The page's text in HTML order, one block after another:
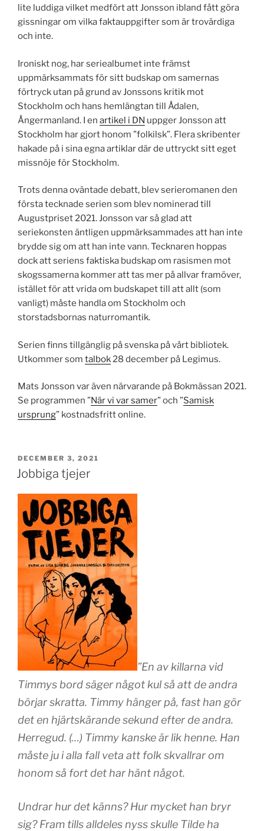
lite luddiga vilket medfört att Jonsson ibland fått göra
gissningar om vilka faktauppgifter som är trovärdiga
och inte.
Ironiskt nog, har seriealbumet inte främst
uppmärksammats för sitt budskap om samernas
förtryck utan på grund av Jonssons kritik mot
Stockholm och hans hemlängtan till Ådalen,
Ångermanland. I en artikel i DN uppger Jonsson att
Stockholm har gjort honom ”folkilsk”. Flera skribenter
hakade på i sina egna artiklar där de uttryckt sitt eget
missnöje för Stockholm.
Trots denna oväntade debatt, blev serieromanen den
första tecknade serien som blev nominerad till
Augustpriset 2021. Jonsson var så glad att
seriekonsten äntligen uppmärksammades att han inte
brydde sig om att han inte vann. Tecknaren hoppas
dock att seriens faktiska budskap om rasismen mot
skogssamerna kommer att tas mer på allvar framöver,
istället för att vrida om budskapet till att allt (som
vanligt) måste handla om Stockholm och
storstadsbornas naturromantik.
Serien finns tillgänglig på svenska på vårt bibliotek.
Utkommer som talbok28 december på Legimus.
Mats Jonsson var även närvarande på Bokmässan 2021.
Se programmen ”När vi var samer” och ”Samisk
ursprung” kostnadsfritt online.
PUBLICERAT
DECEMBER 3, 2021
Jobbiga tjejer
”En av killarna vid
Timmys bord säger något kul så att de andra
börjar skratta. Timmy hänger på, fast han gör
det en hjärtskärande sekund efter de andra.
Herregud. (…) Timmy kanske är lik henne. Han
måste ju i alla fall veta att folk skvallrar om
honom så fort det har hänt något.
Undrar hur det känns? Hur mycket han bryr
sig? Fram tills alldeles nyss skulle Tilde ha